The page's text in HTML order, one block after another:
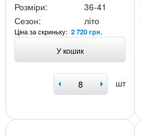
Розміри:
36-41
Сезон:
літо
Ціна за скриньку: 2 720 грн.
У кошик
шт